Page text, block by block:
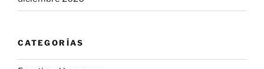
CATEGORÍAS